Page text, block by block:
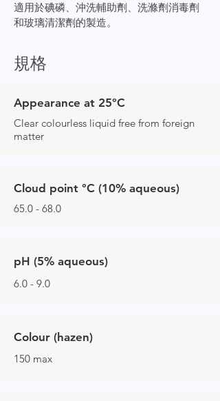
適用於碘磷、沖洗輔助劑、洗滌劑消毒劑
和玻璃清潔劑的製造。
規格
Appearance at 25°C
Clear colourless liquid free from foreign
matter
Cloud point °C (10% aqueous)
65.0 - 68.0
pH (5% aqueous)
6.0 - 9.0
Colour (hazen)
150 max